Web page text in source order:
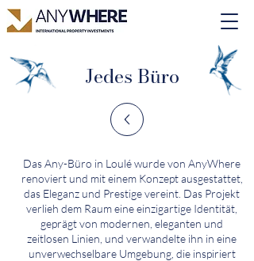
Jedes Büro
Das Any-Büro in Loulé wurde von AnyWhere
renoviert und mit einem Konzept ausgestattet,
das Eleganz und Prestige vereint. Das Projekt
verlieh dem Raum eine einzigartige Identität,
geprägt von modernen, eleganten und
zeitlosen Linien, und verwandelte ihn in eine
unverwechselbare Umgebung, die inspiriert